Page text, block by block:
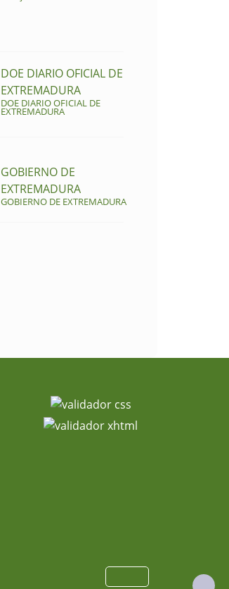
DOE DIARIO OFICIAL DE
EXTREMADURA
DOE DIARIO OFICIAL DE
EXTREMADURA
GOBIERNO DE
EXTREMADURA
GOBIERNO DE EXTREMADURA